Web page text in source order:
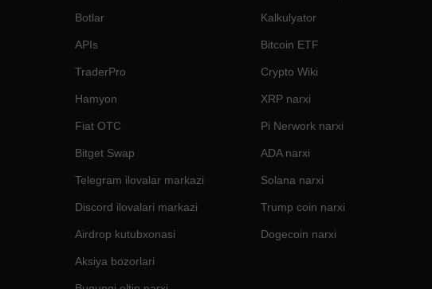
Botlar
APIs
TraderPro
Hamyon
Fiat OTC
Bitget Swap
Telegram ilovalar markazi
Discord ilovalari markazi
Airdrop kutubxonasi
Aksiya bozorlari
Kalkulyator
Bitcoin ETF
Crypto Wiki
XRP narxi
Pi Nerwork narxi
ADA narxi
Solana narxi
Trump coin narxi
Dogecoin narxi